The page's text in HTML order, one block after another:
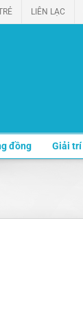
LIÊN LẠC
đồng Giải trí